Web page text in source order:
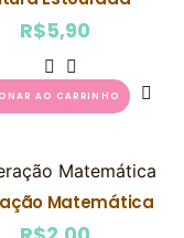
R$5,90
AO CARRINHO
Matemática